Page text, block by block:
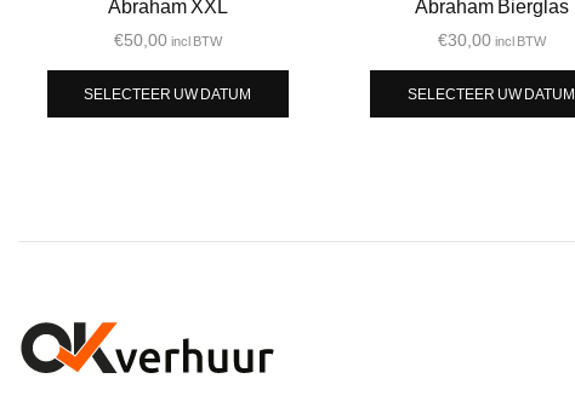
Abraham XXL
€50,00 incl BTW
SELECTEER UW DATUM
Abraham Bierglas
€30,00 incl BTW
SELECTEER UW DATUM